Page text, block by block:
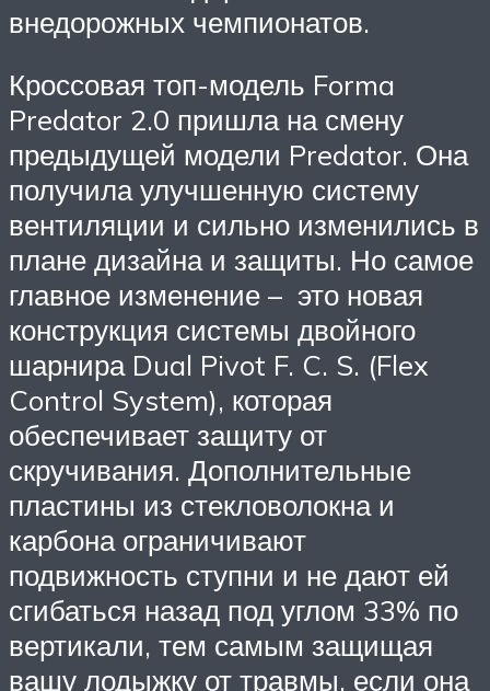
внедорожных чемпионатов.
Кроссовая топ-модель Forma
Predator 2.0 пришла на смену
предыдущей модели Predator. Она
получила улучшенную систему
вентиляции и сильно изменились в
плане дизайна и защиты. Но самое
главное изменение – это новая
конструкция системы двойного
шарнира Dual Pivot F. C. S. (Flex
Control System), которая
обеспечивает защиту от
скручивания. Дополнительные
пластины из стекловолокна и
карбона ограничивают
подвижность ступни и не дают ей
сгибаться назад под углом 33% по
вертикали, тем самым защищая
вашу лодыжку от травмы, если она